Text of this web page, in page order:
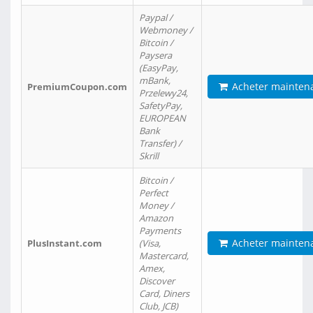
PremiumCoupon.com
Paypal /
Webmoney /
Bitcoin /
Paysera
(EasyPay,
mBank,
Przelewy24,
SafetyPay,
EUROPEAN
Bank
Transfer) /
Skrill
Acheter
PlusInstant.com
Bitcoin /
Perfect
Money /
Amazon
Payments
(Visa,
Mastercard,
Amex,
Discover
Card, Diners
Club, JCB)
Acheter